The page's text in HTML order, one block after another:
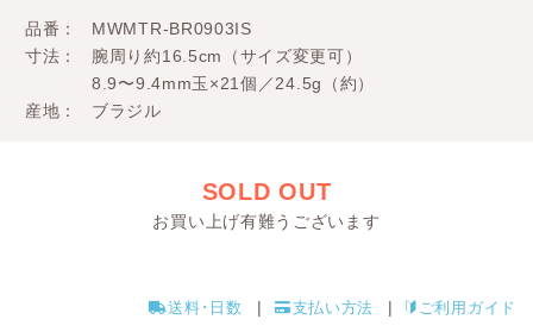
品番
MWMTR-BR0903IS
寸法
腕周り約16.5cm（サイズ変更可）
8.9〜9.4mm玉×21個／24.5g（約）
産地
ブラジル
SOLD OUT
お買い上げ有難うございます
送料･日数 支払い方法 ご利用ガイド